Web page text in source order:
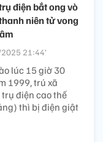
điện bắt ong vò
niên tử vong
21:44’
lúc 15 giờ 30
1999, trú xã
điện cao thế
thì bị điện giật